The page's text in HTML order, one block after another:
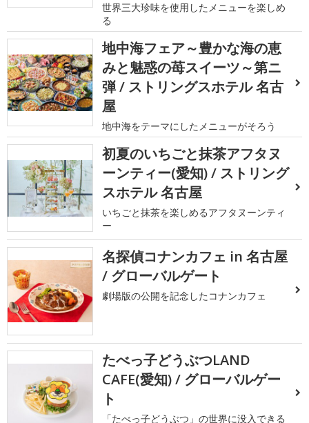
世界三大珍味を使用したメニューを楽しめ
る
地中海フェア～豊かな海の恵
みと魅惑の苺スイーツ～第ニ
弾 / ストリングスホテル 名古
屋
地中海をテーマにしたメニューがそろう
初夏のいちごと抹茶アフタヌ
ーンティー(愛知) / ストリング
スホテル 名古屋
いちごと抹茶を楽しめるアフタヌーンティ
ー
名探偵コナンカフェ in 名古屋
/ グローバルゲート
劇場版の公開を記念したコナンカフェ
たべっ子どうぶつLAND
CAFE(愛知) / グローバルゲー
ト
「たべっ子どうぶつ」の世界に没入できる